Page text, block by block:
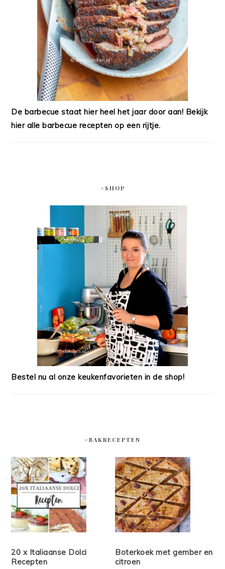
De barbecue staat hier heel het jaar door aan! Bekijk
hier alle barbecue recepten op een rijtje.
#SHOP
Bestel nu al onze keukenfavorieten in de shop!
#BAKRECEPTEN
20 x Italiaanse Dolci
Recepten
Boterkoek met gember en
citroen